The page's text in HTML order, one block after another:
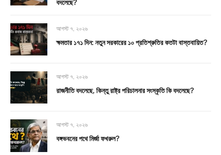
বদলেছে?
আগস্ট ৭, ২০২৬
ক্ষমতার ১৭১ দিন: নতুন সরকারের ১০ প্রতিশ্রুতির কতটা বাস্তবায়িত?
আগস্ট ৭, ২০২৬
রাজনীতি বদলেছে, কিন্তু রাষ্ট্র পরিচালনার সংস্কৃতি কি বদলেছে?
আগস্ট ৭, ২০২৬
বঙ্গভবনের পথে মির্জা ফখরুল?